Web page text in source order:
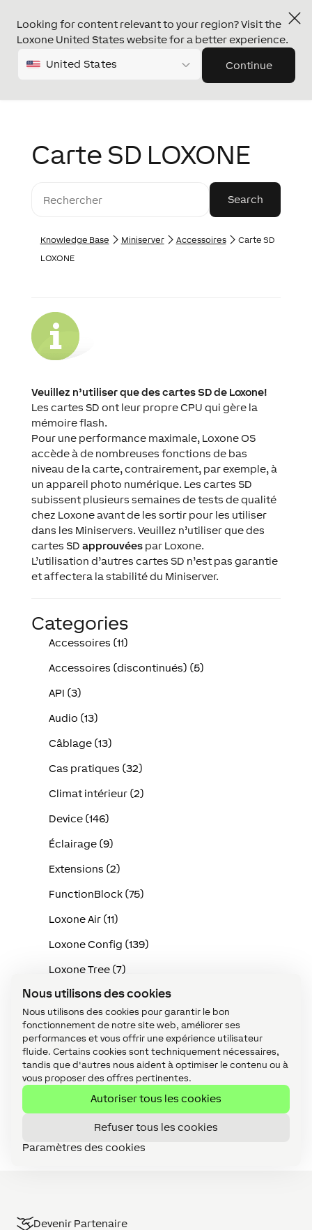
Nous utilisons des cookies
Nous utilisons des cookies pour garantir le bon
fonctionnement de notre site web, améliorer ses
performances et vous offrir une expérience utilisateur
fluide. Certains cookies sont techniquement nécessaires,
tandis que d'autres nous aident à optimiser le contenu ou à
vous proposer des offres pertinentes.
Autoriser tous les cookies
Refuser tous les cookies
Paramètres des cookies
Looking for content relevant to your region? Visit the
Loxone United States website for a better experience.
United States Continue
Carte SD LOXONE
Knowledge Base Miniserver Accessoires
Carte SD
LOXONE
Veuillez n’utiliser que des cartes SD de Loxone!
Les cartes SD ont leur propre CPU qui gère la
mémoire flash.
Pour une performance maximale, Loxone OS
accède à de nombreuses fonctions de bas
niveau de la carte, contrairement, par exemple, à
un appareil photo numérique. Les cartes SD
subissent plusieurs semaines de tests de qualité
chez Loxone avant de les sortir pour les utiliser
dans les Miniservers. Veuillez n’utiliser que des
cartes SD approuvéespar Loxone.
L’utilisation d’autres cartes SD n’est pas garantie
et affectera la stabilité du Miniserver.
Categories
Accessoires (11)
Accessoires (discontinués) (5)
API (3)
Audio (13)
Câblage (13)
Cas pratiques (32)
Climat intérieur (2)
Device (146)
Éclairage (9)
Extensions (2)
FunctionBlock (75)
Loxone Air (11)
Loxone Config (139)
Loxone Tree (7)
Maintenance (19)
Miniserver (10)
Sécurité (5)
Services en ligne (3)
Tutoriel Vidéo (1)
Devenir Partenaire